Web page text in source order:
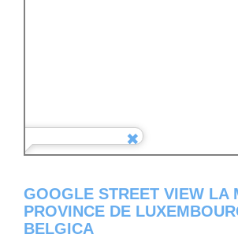
GOOGLE STREET VIEW LA
PROVINCE DE
BELGICA